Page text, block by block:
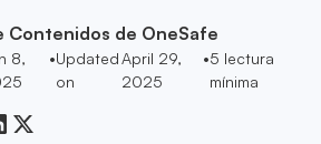
Contenidos de OneSafe
8,
•Updated
on
April 29,
2025
•5 lectura
mínima